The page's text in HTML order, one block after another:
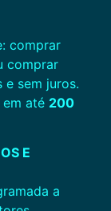
comprar
comprar
e sem juros.
em até 200
E
a